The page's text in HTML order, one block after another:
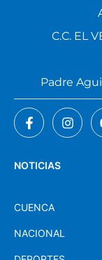
NOTICIAS
CUENCA
NACIONAL
C.C. EL
Padre